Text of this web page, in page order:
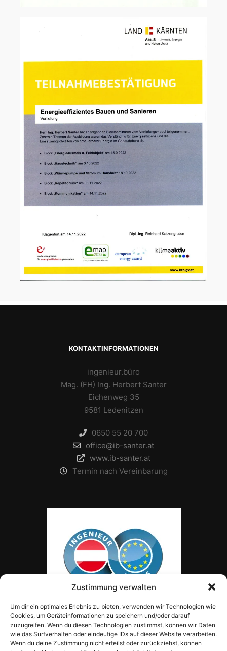
Zustimmung verwalten
Um dir ein optimales Erlebnis zu bieten, verwenden wir Technologien wie
Cookies, um Geräteinformationen zu speichern und/oder darauf
zuzugreifen. Wenn du diesen Technologien zustimmst, können wir Daten
wie das Surfverhalten oder eindeutige IDs auf dieser Website verarbeiten.
Wenn du deine Zustimmung nicht erteilst oder zurückziehst, können
KONTAKTINFORMATIONEN
ingenieur.büro
Mag. (FH) Ing. Herbert Santer
Eichenweg 35
9581 Ledenitzen
0650 55 20 700
office@ib-santer.at
www.ib-santer.at
Termin nach Vereinbarung